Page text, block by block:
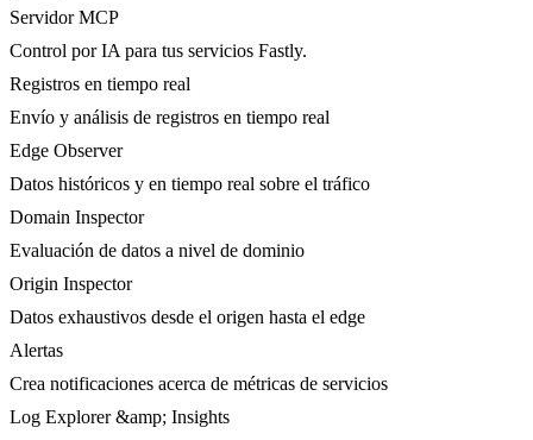
Servidor MCP
Control por IA para tus servicios Fastly.
Registros en tiempo real
Envío y análisis de registros en tiempo real
Edge Observer
Datos históricos y en tiempo real sobre el tráfico
Domain Inspector
Evaluación de datos a nivel de dominio
Origin Inspector
Datos exhaustivos desde el origen hasta el edge
Alertas
Crea notificaciones acerca de métricas de servicios
Log Explorer &amp; Insights